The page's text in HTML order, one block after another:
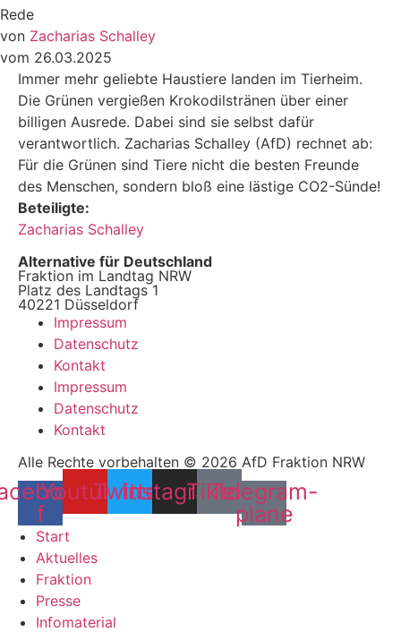
Rede
von Zacharias Schalley
vom 26.03.2025
Immer mehr geliebte Haustiere landen im Tierheim.
Die Grünen vergießen Krokodilstränen über einer
billigen Ausrede. Dabei sind sie selbst dafür
verantwortlich. Zacharias Schalley (AfD) rechnet ab:
Für die Grünen sind Tiere nicht die besten Freunde
des Menschen, sondern bloß eine lästige CO2-Sünde!
Beteiligte:
Zacharias Schalley
Alternative für Deutschland
Fraktion im Landtag NRW
Platz des Landtags 1
40221 Düsseldorf
Impressum
Datenschutz
Kontakt
Impressum
Datenschutz
Kontakt
Alle Rechte vorbehalten © 2026 AfD Fraktion NRW
f
YoutubeTwitter
Instagram
Tiktok
Telegram-
plane
Start
Aktuelles
Fraktion
Presse
Infomaterial